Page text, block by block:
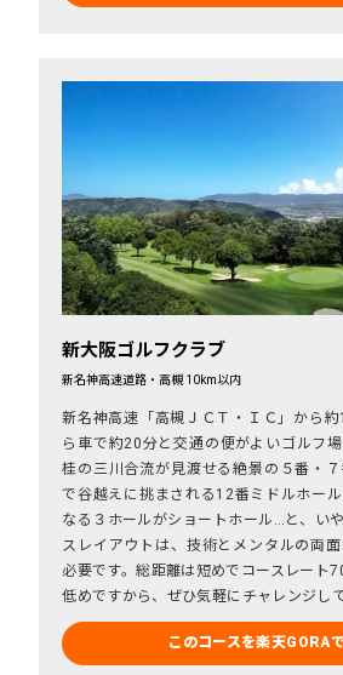
新大阪ゴルフクラブ
新名神高速道路・高槻 10km以内
新名神高速「高槻ＪＣＴ・ＩＣ」から
ら車で約20分と交通の便がよいゴルフ
桂の三川合流が見渡せる絶景の５番・
で谷越えに挑まされる12番ミドルホー
なる３ホールがショートホール…と、い
スレイアウトは、技術とメンタルの両
必要です。総距離は短めでコースレート
低めですから、ぜひ気軽にチャレンジし
このコースを楽天GORA